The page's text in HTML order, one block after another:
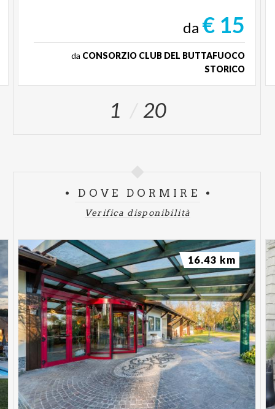
da € 15
da CONSORZIO CLUB DEL BUTTAFUOCO
STORICO
1 20
DOVE DORMIRE
Verifica disponibilità
16.43 km